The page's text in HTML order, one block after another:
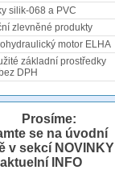
silik-068 a PVC
zlevněné produkty
motor ELHA
základní prostředky
DPH
se na úvodní
v sekcí NOVINKY
INFO